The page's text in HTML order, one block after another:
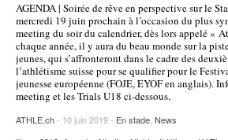
AGENDA | Soirée de rêve en perspective sur le
mercredi 19 juin prochain à l’occasion du plus
meeting du soir du calendrier, dès lors appelé «
chaque année, il y aura du beau monde sur la
jeunes, qui s’affronteront dans le cadre des
l’athlétisme suisse pour se qualifier pour le
jeunesse européenne (FOJE, EYOF en anglais).
meeting et les Trials U18 ci-dessous.
ATHLE.ch- 10 juin 2019 - En stade News